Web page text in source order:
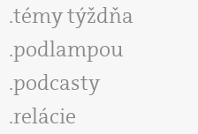
témy týždňa
podlampou
podcasty
relácie